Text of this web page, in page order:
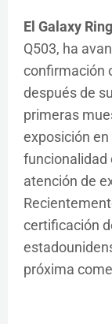
El Galaxy Ring
Q503, ha
confirmación
después de
primeras
exposición
funcionalidad
atención de
certificación
próxima